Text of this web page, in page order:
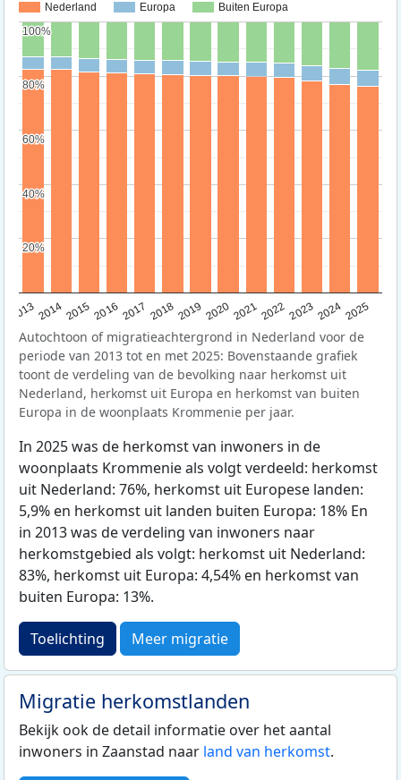
Nederland Europa Buiten Europa
20132014201520162017 20182019 202020212022202320242025
20%
20%
40%
40%
60%
60%
80%
80%
100%
100%
Autochtoon of migratieachtergrond in Nederland voor de
periode van 2013 tot en met 2025: Bovenstaande grafiek
toont de verdeling van de bevolking naar herkomst uit
Nederland, herkomst uit Europa en herkomst van buiten
Europa in de woonplaats Krommenie per jaar.
In 2025 was de herkomst van inwoners in de
woonplaats Krommenie als volgt verdeeld: herkomst
uit Nederland: 76%, herkomst uit Europese landen:
5,9% en herkomst uit landen buiten Europa: 18% En
in 2013 was de verdeling van inwoners naar
herkomstgebied als volgt: herkomst uit Nederland:
83%, herkomst uit Europa: 4,54% en herkomst van
buiten Europa: 13%.
Toelichting Meer migratie
Migratie herkomstlanden
Bekijk ook de detail informatie over het aantal
inwoners in Zaanstad naar land van herkomst.